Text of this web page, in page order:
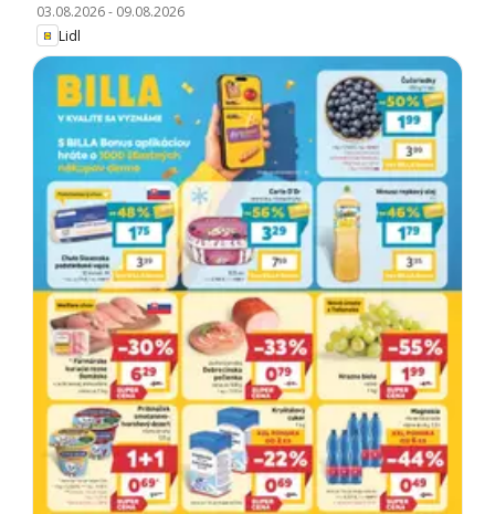
03.08.2026- 09.08.2026
Lidl